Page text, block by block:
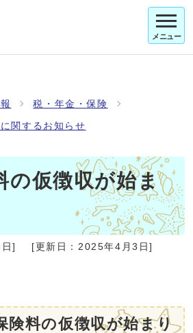
メニュー
税・年金・保険
関するお知らせ
の仮徴収が始ま
] [更新日： 2025年4月3日]
険料の仮徴収が始まり